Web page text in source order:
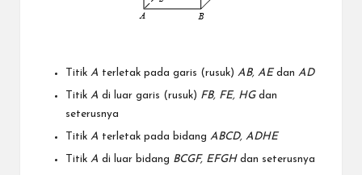
Titik A terletak pada garis (rusuk) AB, AE dan AD
Titik A di luar garis (rusuk) FB, FE, HG dan
seterusnya
Titik A terletak pada bidang ABCD, ADHE
Titik A di luar bidang BCGF, EFGH dan seterusnya